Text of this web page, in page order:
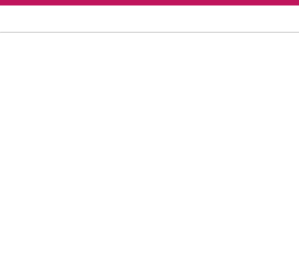
بعد اليونيفيل"